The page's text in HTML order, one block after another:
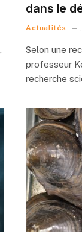
dans le
Actualités
Selon une
professeur
recherche